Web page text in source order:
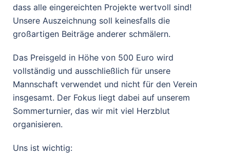
dass alle eingereichten Projekte wertvoll sind!
Unsere Auszeichnung soll keinesfalls die
großartigen Beiträge anderer schmälern.
Das Preisgeld in Höhe von 500 Euro wird
vollständig und ausschließlich für unsere
Mannschaft verwendet und nicht für den Verein
insgesamt. Der Fokus liegt dabei auf unserem
Sommerturnier, das wir mit viel Herzblut
organisieren.
Uns ist wichtig: